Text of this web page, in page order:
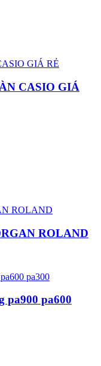
CASIO GIÁ
ROLAND
pa900 pa600